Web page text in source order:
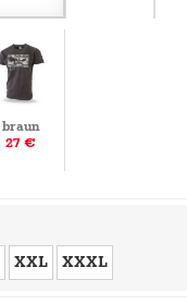
braun
27 €
XXL XXXL